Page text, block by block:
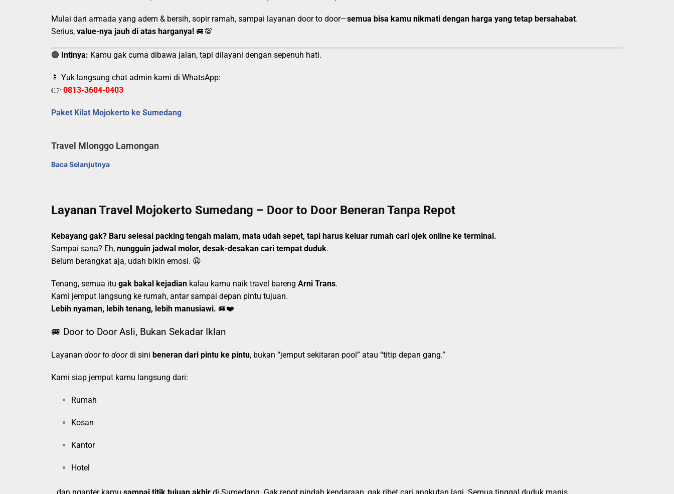
Mulai dari armada yang adem & bersih, sopir ramah, sampai layanan door to door—semua bisa kamu nikmati dengan harga yang tetap bersahabat.
Serius, value-nya jauh di atas harganya! 🚐💯
🟢 Intinya: Kamu gak cuma dibawa jalan, tapi dilayani dengan sepenuh hati.
📱 Yuk langsung chat admin kami di WhatsApp:
👉 0813-3604-0403
Paket Kilat Mojokerto ke Sumedang
Travel Mlonggo Lamongan
Baca Selanjutnya
Layanan Travel Mojokerto Sumedang – Door to Door Beneran Tanpa Repot
Kebayang gak? Baru selesai packing tengah malam, mata udah sepet, tapi harus keluar rumah cari ojek online ke terminal.
Sampai sana? Eh, nungguin jadwal molor, desak-desakan cari tempat duduk.
Belum berangkat aja, udah bikin emosi. 😩
Tenang, semua itu gak bakal kejadian kalau kamu naik travel bareng Arni Trans.
Kami jemput langsung ke rumah, antar sampai depan pintu tujuan.
Lebih nyaman, lebih tenang, lebih manusiawi. 🚐❤️
🚐 Door to Door Asli, Bukan Sekadar Iklan
Layanan door to doordi sini beneran dari pintu ke pintu, bukan “jemput sekitaran pool” atau “titip depan gang.”
Kami siap jemput kamu langsung dari:
Rumah
Kosan
Kantor
Hotel